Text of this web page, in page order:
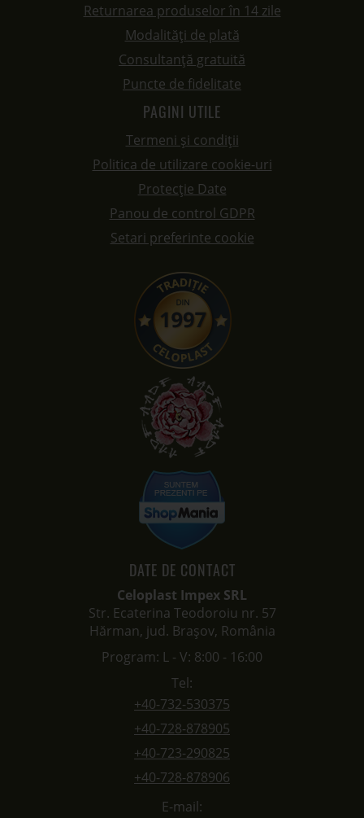
Returnarea produselor în 14 zile
Modalități de plată
Consultanță gratuită
Puncte de fidelitate
PAGINI UTILE
Termeni și condiții
Politica de utilizare cookie-uri
Protecție Date
Panou de control GDPR
Setari preferinte cookie
DATE DE CONTACT
Celoplast Impex SRL
Str. Ecaterina Teodoroiu nr. 57
Hărman, jud. Brașov, România
Program: L - V: 8:00 - 16:00
Tel:
+40-732-530375
+40-728-878905
+40-723-290825
+40-728-878906
E-mail: